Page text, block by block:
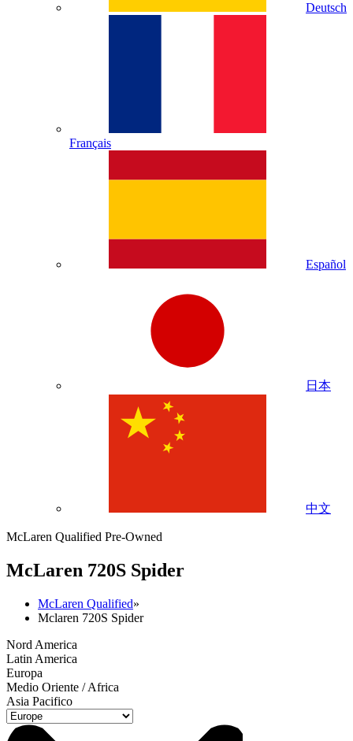
Deutsch
Français
Español
日本
中文
McLaren Qualified Pre-Owned
McLaren 720S Spider
McLaren Qualified»
Mclaren 720S Spider
Nord America
Latin America
Europa
Medio Oriente / Africa
Asia Pacifico